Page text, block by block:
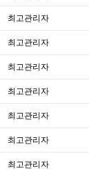
최고관리자
최고관리자
최고관리자
최고관리자
최고관리자
최고관리자
최고관리자